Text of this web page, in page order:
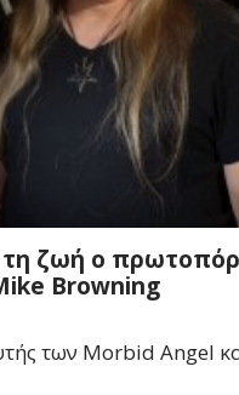
ζωή ο
Browning
των Morbid Angel